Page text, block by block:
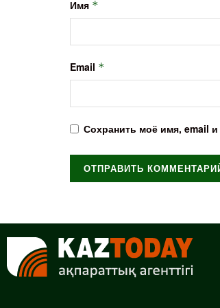
Имя *
Email *
Сохранить моё имя, email